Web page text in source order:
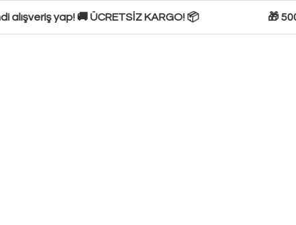
yap! 🚚 ÜCRETSİZ KARGO! 📦 🎁